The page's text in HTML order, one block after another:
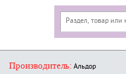
Производитель: Альдор